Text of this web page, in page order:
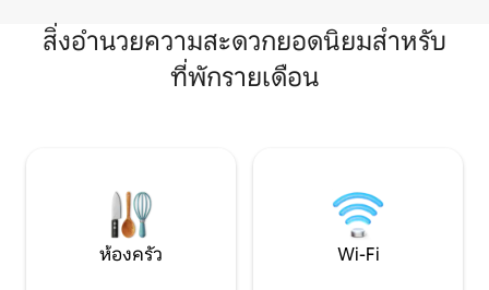
สิ่งอำนวยความสะดวกยอดนิยมสำหรับ
ที่พักรายเดือน
ห้องครัว Wi-Fi